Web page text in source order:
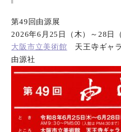
第49回由源展
2026年6月25日（木）～28日（
大阪市立美術館 天王寺ギャ
由源社